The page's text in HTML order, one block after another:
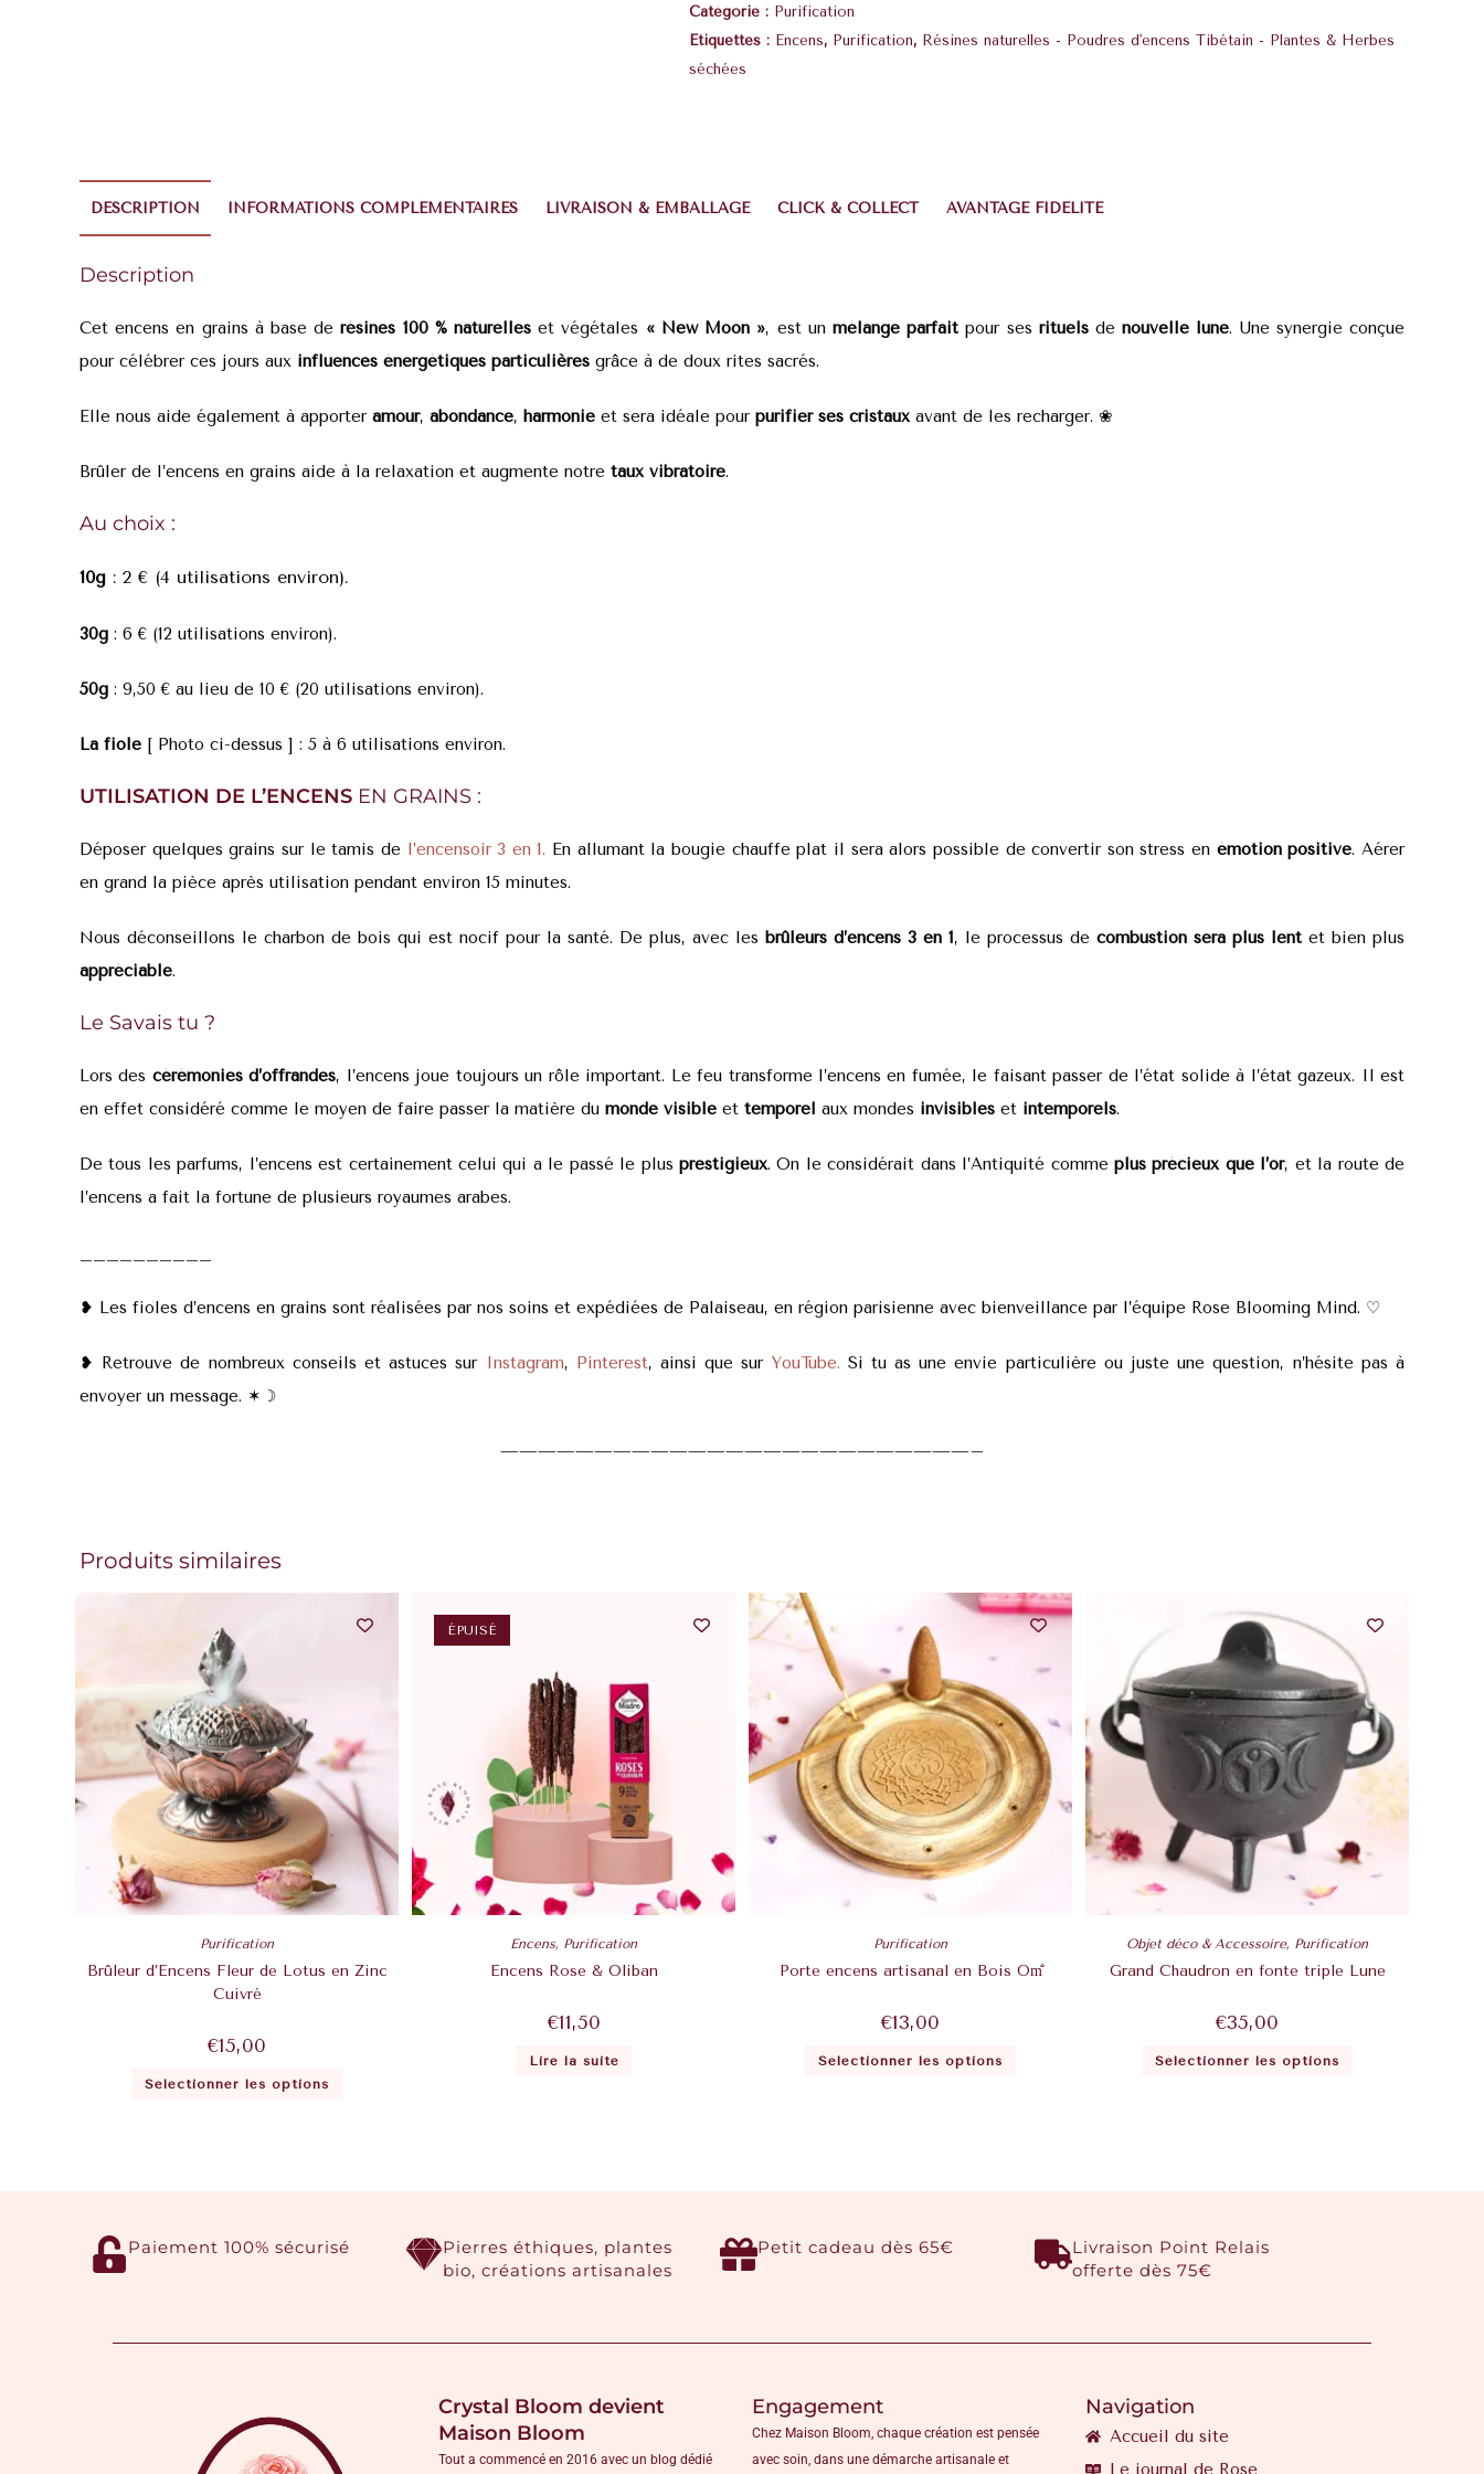
Catégorie : Purification
Étiquettes : Encens, Purification, Résines naturelles - Poudres d'encens Tibétain - Plantes & Herbes
séchées
DESCRIPTION INFORMATIONS COMPLÉMENTAIRES LIVRAISON & EMBALLAGE CLICK & COLLECT AVANTAGE FIDÉLITÉ
Description
Cet encens en grains à base derésines 100 % naturelleset végétales « New Moon », est un mélange parfaitpour ses rituelsdenouvelle lune. Une synergie conçue
pour célébrer ces jours aux influences énergétiques particulières grâce à de doux rites sacrés.
Elle nous aide également à apporter amour, abondance, harmonie et sera idéale pour purifier ses cristaux avant de les recharger. ❀
Brûler de l’encens en grains aide à la relaxation et augmente notre taux vibratoire.
Au choix :
10g : 2 € (4 utilisations environ).
30g : 6 € (12 utilisations environ).
50g : 9,50 € au lieu de 10 € (20 utilisations environ).
La fiole [ Photo ci-dessus ] : 5 à 6 utilisations environ.
UTILISATION DE L’ENCENS EN GRAINS :
Déposer quelques grains sur le tamis de l’encensoir 3 en 1. En allumant la bougie chauffe plat il sera alors possible de convertir son stress en émotionpositive. Aérer
en grand la pièce après utilisation pendant environ 15 minutes.
Nous déconseillons le charbon de bois qui est nocif pour la santé. De plus, avec les brûleurs d’encens 3 en 1, le processus de combustion sera plus lentet bien plus
appréciable.
Le Savais tu ?
Lors des cérémonies d’offrandes, l’encens joue toujours un rôle important. Le feu transforme l’encens en fumée, le faisant passer de l’état solide à l’état gazeux. Il est
en effet considéré comme le moyen de faire passer la matière du monde visible et temporel aux mondes invisibles et intemporels.
De tous les parfums, l’encens est certainement celui qui a le passé le plus prestigieux. On le considérait dans l’Antiquité comme plus précieux que l’or, et la route de
l’encens a fait la fortune de plusieurs royaumes arabes.
❥ Les fioles d’encens en grains sont réalisées par nos soins et expédiées de Palaiseau, en région parisienne avec bienveillance par l’équipe Rose Blooming Mind. ♡
❥ Retrouve de nombreux conseils et astuces sur Instagram, Pinterest, ainsi que sur YouTube. Si tu as une envie particulière ou juste une question, n’hésite pas à
envoyer un message. ✶ ☽
—————————————————————————–
Produits similaires
Purification
Brûleur d’Encens Fleur de Lotus en Zinc
Cuivré
€15,00
Sélectionner les options
ÉPUISÉ
Encens, Purification
Encens Rose & Oliban
€11,50
Lire la suite
Purification
Porte encens artisanal en Bois Om̐
€13,00
Sélectionner les options
Objet déco & Accessoire, Purification
Grand Chaudron en fonte triple Lune
€35,00
Sélectionner les options
Paiement 100% sécurisé
Pierres éthiques, plantes
bio, créations artisanales
Petit cadeau dès 65€
Livraison Point Relais
offerte dès 75€
Crystal Bloom devient
Maison Bloom
Tout a commencé en 2016 avec un blog dédié
Engagement
Chez Maison Bloom, chaque création est pensée
avec soin, dans une démarche artisanale et
Navigation
Accueil du site
Le journal de Rose